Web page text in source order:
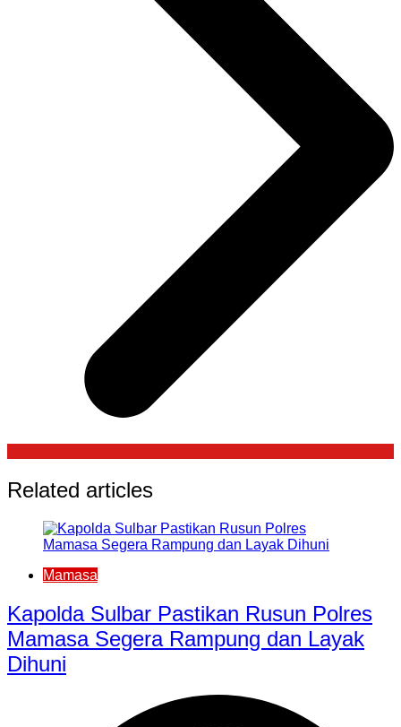
Related articles
Mamasa
Kapolda Sulbar Pastikan Rusun Polres
Mamasa Segera Rampung dan Layak
Dihuni